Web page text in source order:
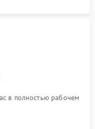
в полностью рабочем